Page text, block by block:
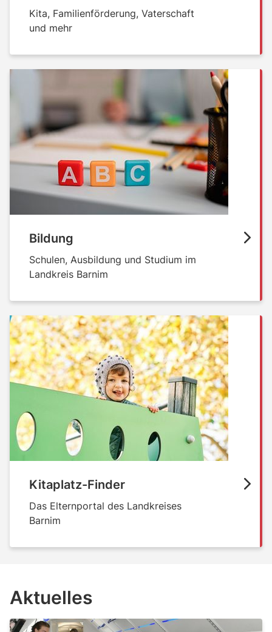
Kita, Familienförderung, Vaterschaft
und mehr
Bildung
Schulen, Ausbildung und Studium im
Landkreis Barnim
Kitaplatz-Finder
Das Elternportal des Landkreises
Barnim
Aktuelles